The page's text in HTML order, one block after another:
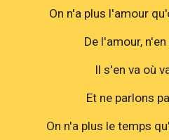
On n'a plus l'amour
De l'amour,
Il s'en va où
Et ne parlons
On n'a plus le temps